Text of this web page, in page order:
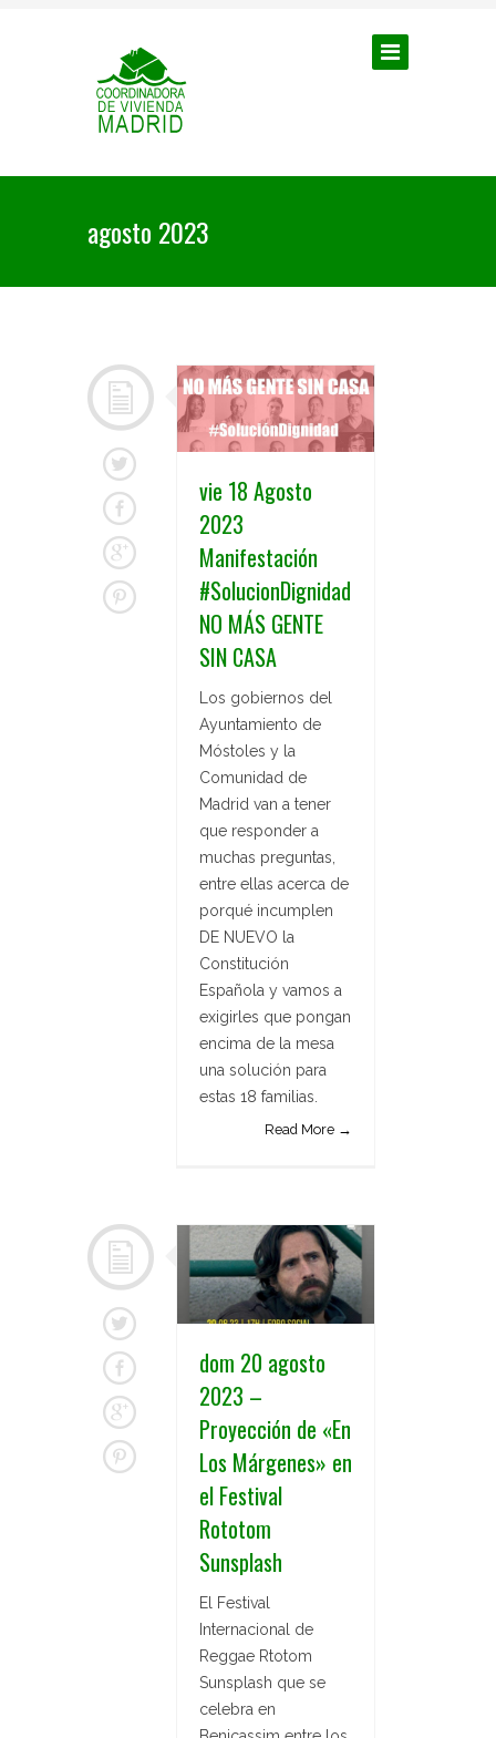
agosto 2023
vie 18 Agosto
2023
Manifestación
#SolucionDignidad
NO MÁS GENTE
SIN CASA
Los gobiernos del
Ayuntamiento de
Móstoles y la
Comunidad de
Madrid van a tener
que responder a
muchas preguntas,
entre ellas acerca de
porqué incumplen
DE NUEVO la
Constitución
Española y vamos a
exigirles que pongan
encima de la mesa
una solución para
estas 18 familias.
Read More →
dom 20 agosto
2023 –
Proyección de «En
Los Márgenes» en
el Festival
Rototom
Sunsplash
El Festival
Internacional de
Reggae Rtotom
Sunsplash que se
celebra en